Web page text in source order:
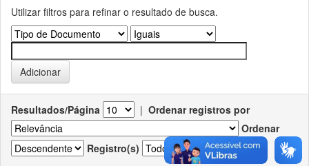
Utilizar filtros para refinar o resultado de busca.
Resultados/Página | Ordenar registros por
Ordenar
Registro(s)